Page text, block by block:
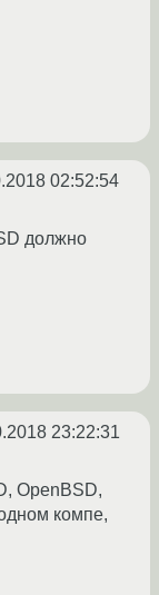
02:52:54
должно
23:22:31
OpenBSD,
компе,